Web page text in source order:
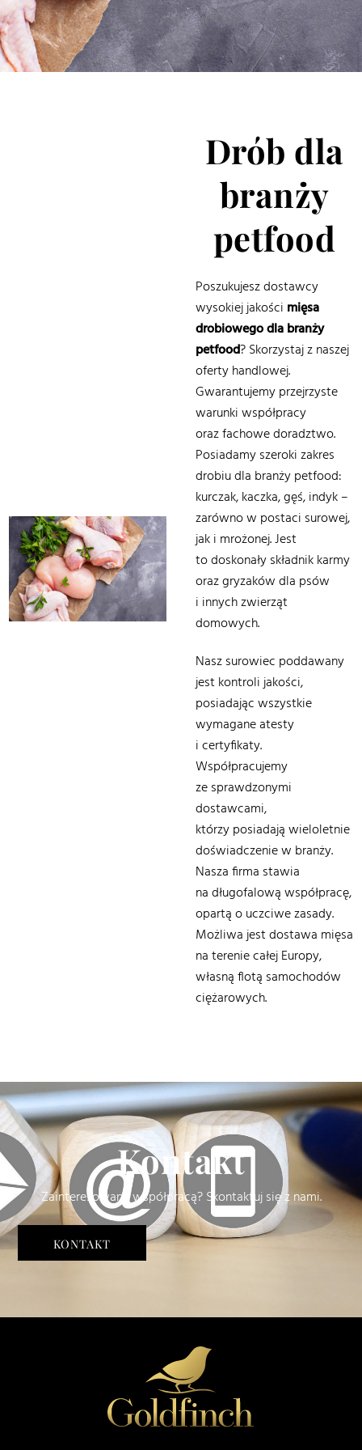
Drób dla
branży
petfood
Poszukujesz dostawcy
wysokiej jakości mięsa
drobiowego dla branży
petfood? Skorzystaj z naszej
oferty handlowej.
Gwarantujemy przejrzyste
warunki współpracy
oraz fachowe doradztwo.
Posiadamy szeroki zakres
drobiu dla branży petfood:
kurczak, kaczka, gęś, indyk –
zarówno w postaci surowej,
jak i mrożonej. Jest
to doskonały składnik karmy
oraz gryzaków dla psów
i innych zwierząt
domowych.
Nasz surowiec poddawany
jest kontroli jakości,
posiadając wszystkie
wymagane atesty
i certyfikaty.
Współpracujemy
ze sprawdzonymi
dostawcami,
którzy posiadają wieloletnie
doświadczenie w branży.
Nasza firma stawia
na długofalową współpracę,
opartą o uczciwe zasady.
Możliwa jest dostawa mięsa
na terenie całej Europy,
własną flotą samochodów
ciężarowych.
Kontakt
Zainteresowany współpracą? Skontaktuj się z nami.
KONTAKT